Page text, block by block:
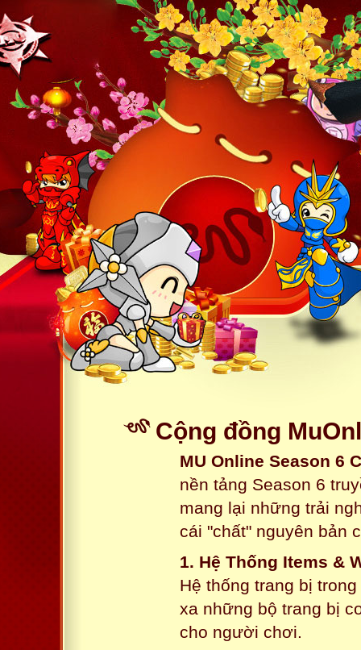
Cộng đồng
MU Online Season 6
nền tảng Season 6
mang lại những trải
cái "chất" nguyên bản
1. Hệ Thống Items &
Hệ thống trang bị
xa những bộ trang bị
cho người chơi.